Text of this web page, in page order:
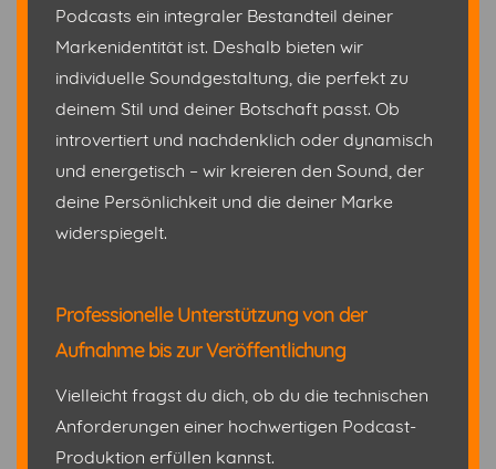
Podcasts ein integraler Bestandteil deiner
Markenidentität ist. Deshalb bieten wir
individuelle Soundgestaltung, die perfekt zu
deinem Stil und deiner Botschaft passt. Ob
introvertiert und nachdenklich oder dynamisch
und energetisch – wir kreieren den Sound, der
deine Persönlichkeit und die deiner Marke
widerspiegelt.
Professionelle Unterstützung von der
Aufnahme bis zur Veröffentlichung
Vielleicht fragst du dich, ob du die technischen
Anforderungen einer hochwertigen Podcast-
Produktion erfüllen kannst.